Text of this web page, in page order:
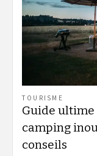
TOURISME
Guide ultime
camping
conseils